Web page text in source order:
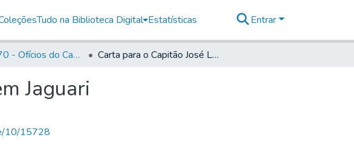
Tudo na Biblioteca Digital Estatísticas Entrar
Volume 70 - Ofícios do Capitão General Martins Lopes de Saldanha aos diversos funcionários da Capitania (1775-1776) Carta para o Capitão José Leme da Silva, em Jaguari
Jaguari
10/15728